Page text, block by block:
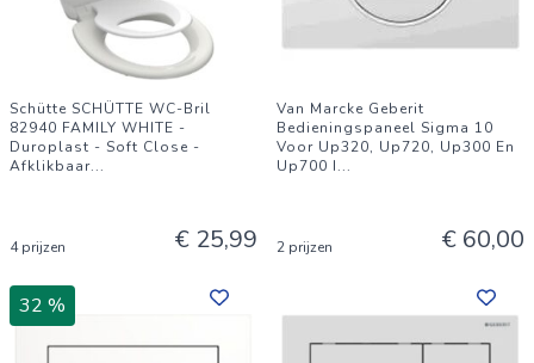
Schütte SCHÜTTE WC-Bril
82940 FAMILY WHITE -
Duroplast - Soft Close -
Afklikbaar...
4 prijzen € 25,99
Van Marcke Geberit
Bedieningspaneel Sigma 10
Voor Up320, Up720, Up300 En
Up700 I...
2 prijzen € 60,00
32 %